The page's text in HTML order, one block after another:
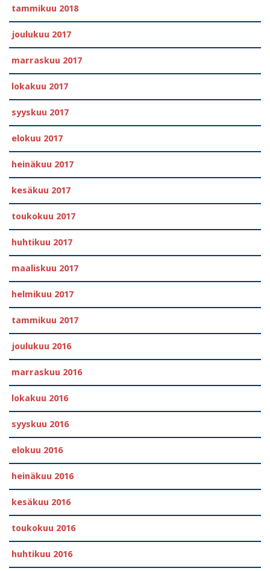
tammikuu 2018
joulukuu 2017
marraskuu 2017
lokakuu 2017
syyskuu 2017
elokuu 2017
heinäkuu 2017
kesäkuu 2017
toukokuu 2017
huhtikuu 2017
maaliskuu 2017
helmikuu 2017
tammikuu 2017
joulukuu 2016
marraskuu 2016
lokakuu 2016
syyskuu 2016
elokuu 2016
heinäkuu 2016
kesäkuu 2016
toukokuu 2016
huhtikuu 2016